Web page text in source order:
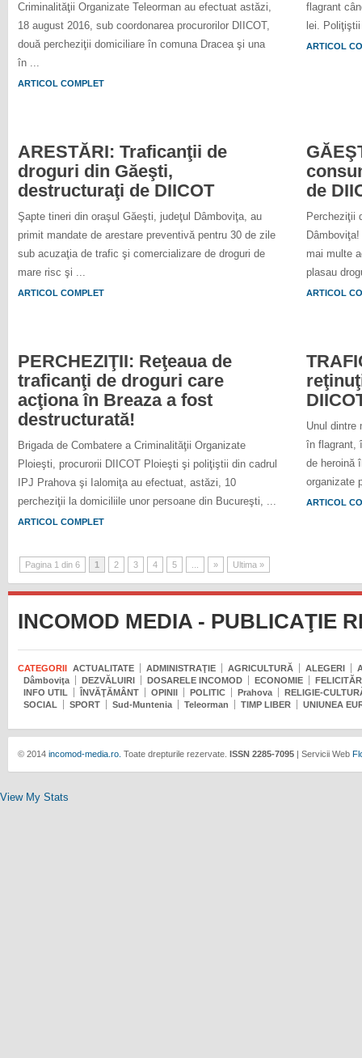
Criminalităţii Organizate Teleorman au efectuat astăzi,
18 august 2016, sub coordonarea procurorilor DIICOT,
două percheziţii domiciliare în comuna Dracea şi una
în ...
ARTICOL COMPLET
flagrant
lei.
ARTICOL
ARESTĂRI: Traficanţii de
droguri din Găeşti,
destructuraţi de DIICOT
Şapte tineri din oraşul Găeşti, judeţul Dâmboviţa, au
primit mandate de arestare preventivă pentru 30 de zile
sub acuzaţia de trafic şi comercializare de droguri de
mare risc şi ...
ARTICOL COMPLET
de
Percheziţii
mai multe
plasau
ARTICOL
PERCHEZIŢII: Reţeaua de
traficanţi de droguri care
acţiona în Breaza a fost
destructurată!
Brigada de Combatere a Criminalităţii Organizate
Ploieşti, procurorii DIICOT Ploieşti şi poliţiştii din cadrul
IPJ Prahova şi Ialomiţa au efectuat, astăzi, 10
percheziţii la domiciliile unor persoane din Bucureşti, ...
ARTICOL COMPLET
Unul dintre
în flagrant,
de heroină
organizate
ARTICOL
Pagina 1 din 6 1 2 3 4 5 » Ultima »
INCOMOD MEDIA - PUBLICAŢIE
CATEGORII ACTUALITATE ADMINISTRAŢIE AGRICULTURĂ ALEGERI
Dâmboviţa
DEZVĂLUIRI DOSARELE INCOMOD ECONOMIE
INFO UTIL
ÎNVĂŢĂMÂNT OPINII POLITIC Prahova
RELIGIE-
SOCIAL
SPORT Sud-Muntenia Teleorman TIMP LIBER UNIUNEA
© 2014incomod-media.ro. Toate drepturile rezervate. ISSN 2285-7095| Servicii Web
View My Stats